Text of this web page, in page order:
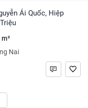
Triệu
Nai